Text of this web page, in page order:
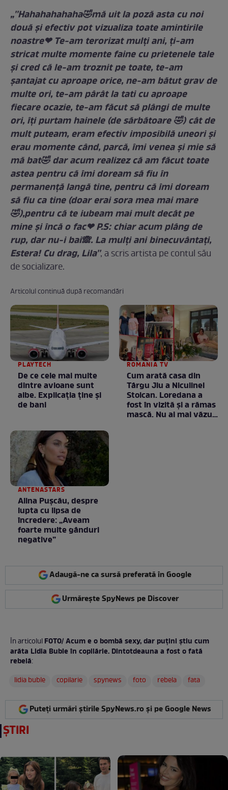
„''Hahahahahaha🤣mă uit la poză asta cu noi
două și efectiv pot vizualiza toate amintirile
noastre❤ Te-am terorizat mulți ani, ți-am
stricat multe momente faine cu prietenele tale
și cred că le-am troznit pe toate, te-am
șantajat cu aproape orice, ne-am bătut grav de
multe ori, te-am pârât la tati cu aproape
fiecare ocazie, te-am făcut să plângi de multe
ori, îți purtam hainele (de sărbătoare 🤣) cât de
mult puteam, eram efectiv imposibilă uneori și
erau momente când, parcă, îmi venea și mie să
mă bat🤣 dar acum realizez că am făcut toate
astea pentru că îmi doream să fiu în
permanență langă tine, pentru că îmi doream
să fiu ca tine (doar erai sora mea mai mare
🤣),pentru că te iubeam mai mult decât pe
mine și încă o fac❤ P.S: chiar acum plâng de
rup, dar nu-i bai🙈. La mulți ani binecuvântați,
Estera! Cu drag, Lila'', a scris artista pe contul său
de socializare.
Articolul continuă după recomandări
PLAYTECH
De ce cele mai multe
dintre avioane sunt
albe. Explicația ține și
de bani
ROMANIA TV
Cum arată casa din
Târgu Jiu a Niculinei
Stoican. Loredana a
fost în vizită și a rămas
mască. Nu ai mai văzut
ANTENASTARS
Alina Pușcău, despre
lupta cu lipsa de
încredere: „Aveam
foarte multe gânduri
negative”
Adaugă-ne ca sursă preferată în Google
Urmărește SpyNews pe Discover
În articolulFOTO/ Acum e o bombă sexy, dar puțini știu cum
arăta Lidia Buble în copilărie. Dintotdeauna a fost o fată
rebelă:
lidia buble
copilarie spynews foto rebela fata
Puteți urmări știrile SpyNews.ro și pe Google News
ȘTIRI